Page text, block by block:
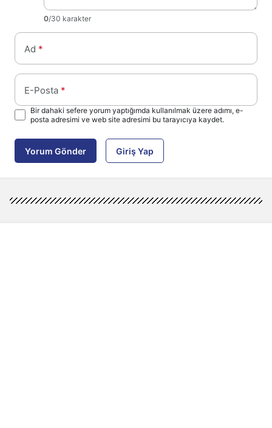
0/30 karakter
Ad *
E-Posta *
Bir dahaki sefere yorum yaptığımda kullanılmak üzere adımı, e-
posta adresimi ve web site adresimi bu tarayıcıya kaydet.
Yorum Gönder Giriş Yap